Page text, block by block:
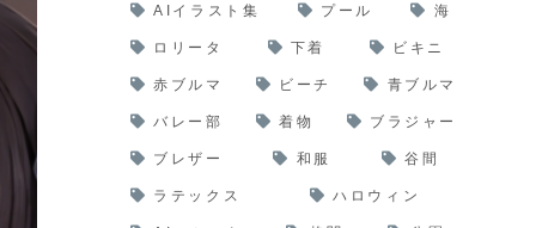
AIイラスト集 プール 海
ロリータ 下着 ビキニ
赤ブルマ ビーチ 青ブルマ
バレー部 着物 ブラジャー
ブレザー 和服 谷間
ラテックス ハロウィン